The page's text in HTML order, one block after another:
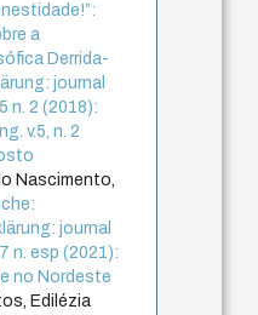
a
Derrida-
journal
n. 2 (2018):
v.5, n. 2
Nascimento,
journal
n. esp (2021):
no Nordeste
Edilézia